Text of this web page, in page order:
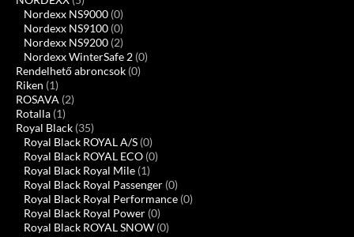
Nordexx NS9000 (0)
Nordexx NS9100 (0)
Nordexx NS9200 (2)
Nordexx WinterSafe 2 (0)
Rendelhető abroncsok (0)
Riken (1)
ROSAVA (2)
Rotalla (1)
Royal Black (35)
Royal Black ROYAL A/S (0)
Royal Black ROYAL ECO (0)
Royal Black Royal Mile (1)
Royal Black Royal Passenger (0)
Royal Black Royal Performance (0)
Royal Black Royal Power (0)
Royal Black ROYAL SNOW (0)